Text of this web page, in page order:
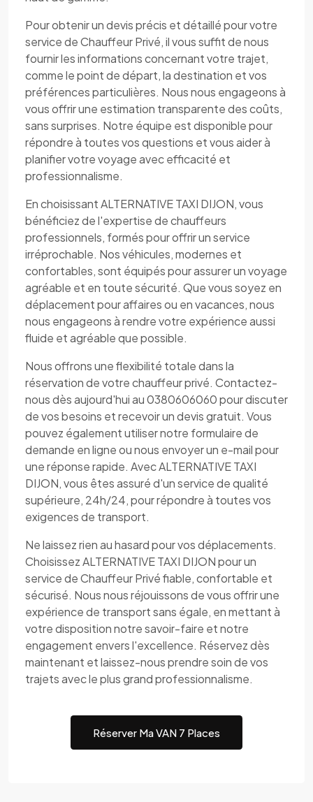
Pour obtenir un devis précis et détaillé pour votre
service de Chauffeur Privé, il vous suffit de nous
fournir les informations concernant votre trajet,
comme le point de départ, la destination et vos
préférences particulières. Nous nous engageons à
vous offrir une estimation transparente des coûts,
sans surprises. Notre équipe est disponible pour
répondre à toutes vos questions et vous aider à
planifier votre voyage avec efficacité et
professionnalisme.
En choisissant ALTERNATIVE TAXI DIJON, vous
bénéficiez de l'expertise de chauffeurs
professionnels, formés pour offrir un service
irréprochable. Nos véhicules, modernes et
confortables, sont équipés pour assurer un voyage
agréable et en toute sécurité. Que vous soyez en
déplacement pour affaires ou en vacances, nous
nous engageons à rendre votre expérience aussi
fluide et agréable que possible.
Nous offrons une flexibilité totale dans la
réservation de votre chauffeur privé. Contactez-
nous dès aujourd'hui au 0380606060 pour discuter
de vos besoins et recevoir un devis gratuit. Vous
pouvez également utiliser notre formulaire de
demande en ligne ou nous envoyer un e-mail pour
une réponse rapide. Avec ALTERNATIVE TAXI
DIJON, vous êtes assuré d'un service de qualité
supérieure, 24h/24, pour répondre à toutes vos
exigences de transport.
Ne laissez rien au hasard pour vos déplacements.
Choisissez ALTERNATIVE TAXI DIJON pour un
service de Chauffeur Privé fiable, confortable et
sécurisé. Nous nous réjouissons de vous offrir une
expérience de transport sans égale, en mettant à
votre disposition notre savoir-faire et notre
engagement envers l'excellence. Réservez dès
maintenant et laissez-nous prendre soin de vos
trajets avec le plus grand professionnalisme.
Réserver Ma VAN 7 Places